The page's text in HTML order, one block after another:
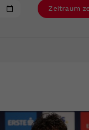
Zeitraum
vorgenommen